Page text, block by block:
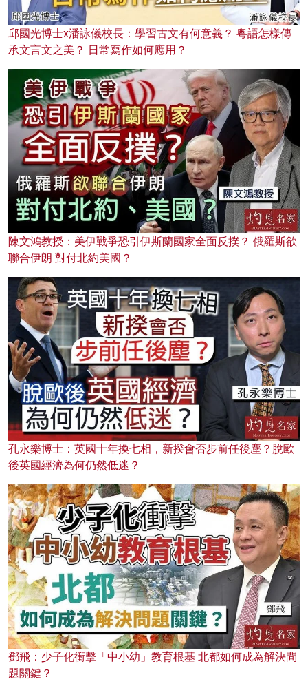
邱國光博士x潘詠儀校長：學習古文有何意義？ 粵語怎樣傳
承文言文之美？ 日常寫作如何應用？
陳文鴻教授：美伊戰爭恐引伊斯蘭國家全面反撲？ 俄羅斯欲
聯合伊朗 對付北約美國？
孔永樂博士：英國十年換七相，新揆會否步前任後塵？脫歐
後英國經濟為何仍然低迷？
鄧飛：少子化衝擊「中小幼」教育根基 北都如何成為解決問
題關鍵？